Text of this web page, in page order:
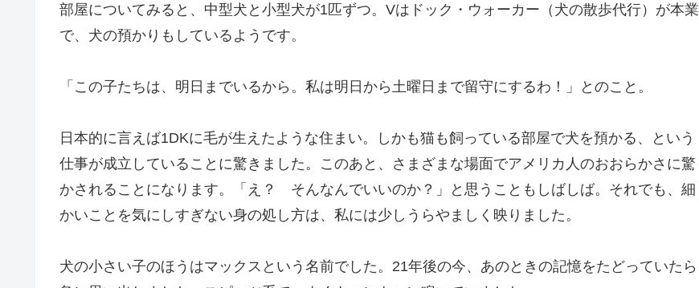
部屋についてみると、中型犬と小型犬が1匹ずつ。Vはドック・ウォーカー（犬の散歩代行）が本業
で、犬の預かりもしているようです。
「この子たちは、明日までいるから。私は明日から土曜日まで留守にするわ！」とのこと。
日本的に言えば1DKに毛が生えたような住まい。しかも猫も飼っている部屋で犬を預かる、という
仕事が成立していることに驚きました。このあと、さまざまな場面でアメリカ人のおおらかさに驚
かされることになります。「え？ そんなんでいいのか？」と思うこともしばしば。それでも、細
かいことを気にしすぎない身の処し方は、私には少しうらやましく映りました。
犬の小さい子のほうはマックスという名前でした。21年後の今、あのときの記憶をたどっていたら